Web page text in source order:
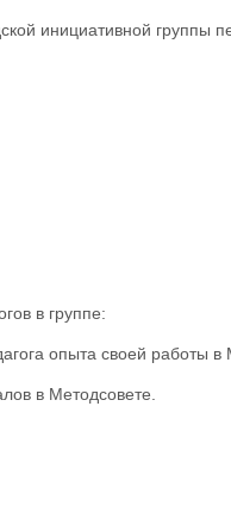
инициативной группы
в группе:
опыта своей работы в
в Методсовете.